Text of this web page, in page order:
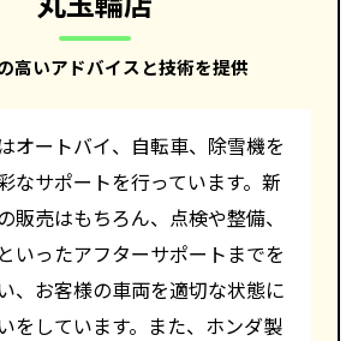
高いアドバイスと技術を提供
オートバイ、自転車、除雪機を
なサポートを行っています。新
販売はもちろん、点検や整備、
いったアフターサポートまでを
、お客様の車両を適切な状態に
をしています。また、ホンダ製